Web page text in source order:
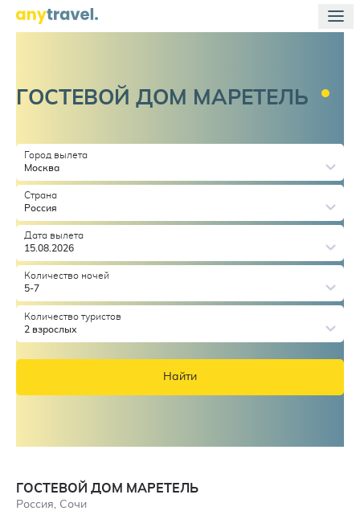
ГОСТЕВОЙ ДОМ МАРЕТЕЛЬ
Город вылета
Москва
Страна
Россия
Дата вылета
15.08.2026
Количество ночей
5-7
Количество туристов
2 взрослых
Найти
ГОСТЕВОЙ ДОМ МАРЕТЕЛЬ
Россия, Сочи